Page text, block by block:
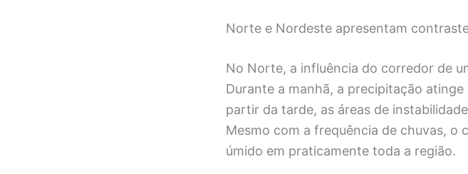
Norte e Nordeste apresentam
No Norte, a influência do corredor de
Durante a manhã, a precipitação
partir da tarde, as áreas de
Mesmo com a frequência de chuvas, o
úmido em praticamente toda a região.